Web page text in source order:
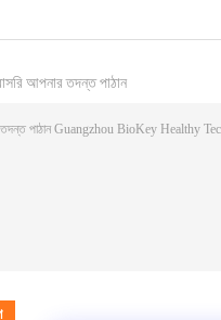
আপনার তদন্ত পাঠান